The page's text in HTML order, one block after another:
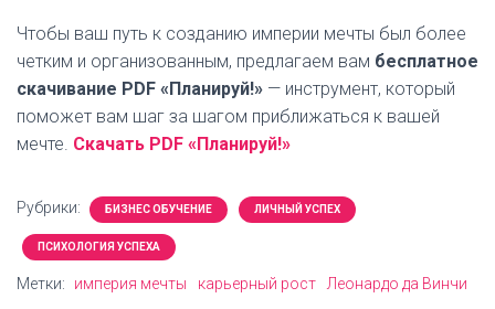
Чтобы ваш путь к созданию империи мечты был более
четким и организованным, предлагаем вам бесплатное
скачивание PDF «Планируй!» — инструмент, который
поможет вам шаг за шагом приближаться к вашей
мечте. Скачать PDF «Планируй!»
Рубрики: БИЗНЕС ОБУЧЕНИЕ ЛИЧНЫЙ УСПЕХ
ПСИХОЛОГИЯ УСПЕХА
Метки: империя мечты карьерный рост
Леонардо да Винчи